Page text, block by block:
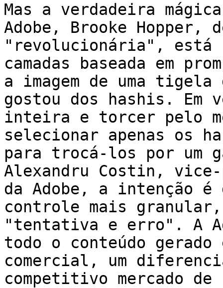
Mas a verdadeira
Adobe, Brooke Hopper,
"revolucionária", está
camadas baseada em
a imagem de uma
gostou dos hashis. Em
inteira e torcer pelo
selecionar apenas os
para trocá-los por um
Alexandru Costin,
da Adobe, a intenção
controle mais
"tentativa e erro". A
todo o conteúdo
comercial, um
competitivo mercado